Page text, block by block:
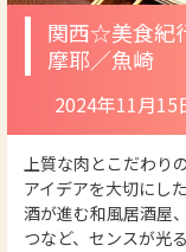
関西☆美食紀
摩耶／魚崎
2024年11月15
上質な肉とこだわり
アイデアを大切にし
酒が進む和風居酒屋
つなど、センスが光